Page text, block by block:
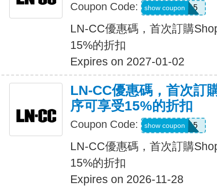
Coupon Code: APP15
show coupon
LN-CC優惠碼，首次訂購
15%的折扣
Expires on 2027-01-02
LN-CC優惠碼，首次訂
序可享受15%的折扣
Coupon Code: APP15
show coupon
LN-CC優惠碼，首次訂購
15%的折扣
Expires on 2026-11-28